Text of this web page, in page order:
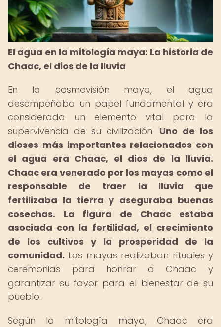
El agua en la mitología maya: La historia de
Chaac, el dios de la lluvia
En la cosmovisión maya, el agua
desempeñaba un papel fundamental y era
considerada un elemento vital para la
supervivencia de su civilización. Uno de los
dioses más importantes relacionados con
el agua era Chaac, el dios de la lluvia.
Chaac era venerado por los mayas como el
responsable de traer la lluvia que
fertilizaba la tierra y aseguraba buenas
cosechas.
La figura de Chaac estaba
asociada con la fertilidad, el crecimiento
de los cultivos y la prosperidad de la
comunidad. Los mayas realizaban rituales y
ceremonias para honrar a Chaac y
garantizar su favor para el bienestar de su
pueblo.
Según la mitología maya, Chaac era